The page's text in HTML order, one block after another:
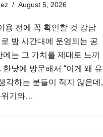
August 5, 2026
용 전에 꼭 확인할 것 강남
밤 시간대에 운영되는 공
는 그 가치를 제대로 느끼
한낮에 방문해서 “이게 왜 유
각하는 분들이 적지 않은데,
위기와…